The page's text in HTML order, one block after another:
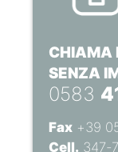
CHIAMA
SENZA
0583
Fax+39
Cell. 347-